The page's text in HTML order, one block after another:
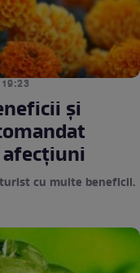
și
cu multe beneficii.